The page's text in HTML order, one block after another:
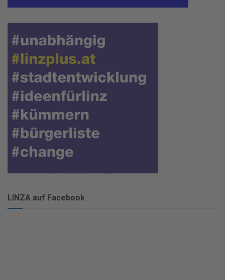
LINZA auf Facebook